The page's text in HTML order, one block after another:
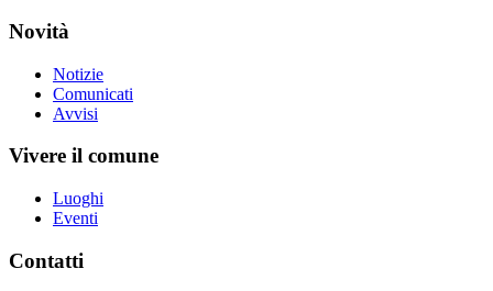
Novità
Notizie
Comunicati
Avvisi
Vivere il comune
Luoghi
Eventi
Contatti